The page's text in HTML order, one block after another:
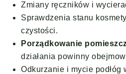
Zmiany ręczników i
Sprawdzenia stanu
czystości.
Porządkowanie
działania powinny
Odkurzanie i mycie podłóg